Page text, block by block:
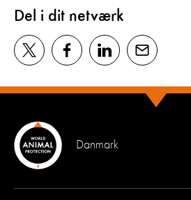
Del i dit netværk
Danmark